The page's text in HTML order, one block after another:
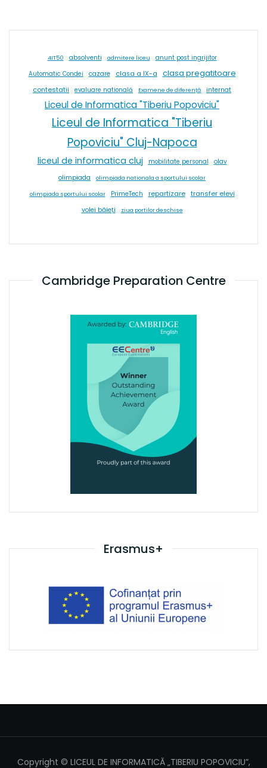
4IT50 absolventi admitere liceu anunt post ingrijitor
Automatic Condei cazare clasa a IX-a clasa pregatitoare
contestatii evaluare natională Examene de diferență internat
Liceul de Informatica "Tiberiu Popoviciu"
Liceul de Informatica "Tiberiu
Popoviciu" Cluj-Napoca
liceul de informatica cluj mobilitate personal
olav
olimpiada
olimpiada nationala a sportului scolar
olimpiada sportului scolar PrimeTech repartizare transfer elevi
volei băieți ziua portilor deschise
Cambridge Preparation Centre
Erasmus+
Copyright © LICEUL DE INFORMATICĂ „TIBERIU POPOVICIU”,